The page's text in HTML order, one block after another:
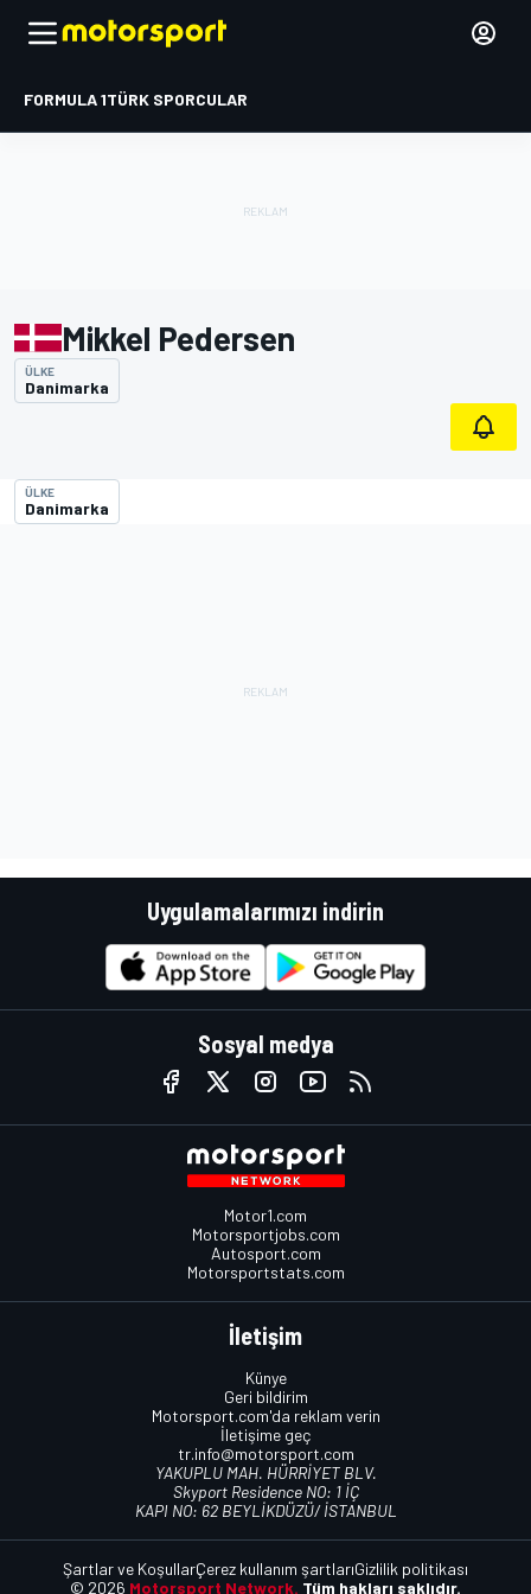
FORMULA 1TÜRK SPORCULAR
Mikkel Pedersen
ÜLKE
Danimarka
ÜLKE
Danimarka
Uygulamalarımızı indirin
Sosyal medya
Motor1.com
Motorsportjobs.com
Autosport.com
Motorsportstats.com
İletişim
Künye
Geri bildirim
Motorsport.com'da reklam verin
İletişime geç
tr.info@motorsport.com
YAKUPLU MAH. HÜRRİYET BLV.
Skyport Residence NO: 1 İÇ
KAPI NO: 62 BEYLİKDÜZÜ/ İSTANBUL
© 2026 Motorsport Network. Tüm hakları saklıdır.
Şartlar ve KoşullarÇerez kullanım şartlarıGizlilik politikası